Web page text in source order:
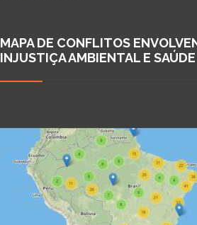
MAPA DE CONFLITOS
INJUSTIÇA AMBIENTAL E SAÚDE